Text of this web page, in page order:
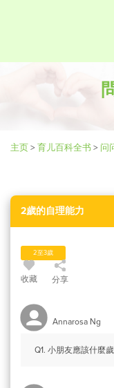
主页> 育儿百科全书 > 问
2歲的自理能力
2至3歲
收藏 分享
Annarosa Ng
Q1. 小朋友應該什麼